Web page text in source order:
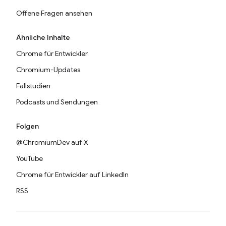
Offene Fragen ansehen
Ähnliche Inhalte
Chrome für Entwickler
Chromium-Updates
Fallstudien
Podcasts und Sendungen
Folgen
@ChromiumDev auf X
YouTube
Chrome für Entwickler auf LinkedIn
RSS